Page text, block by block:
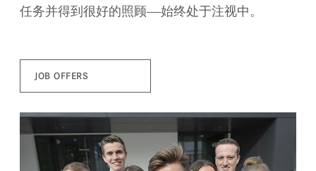
任务并得到很好的照顾——始终处于注视中。
JOB OFFERS